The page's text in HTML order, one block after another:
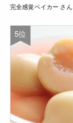
完全感覚ベイカー さん
5位